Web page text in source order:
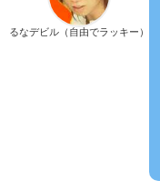
るなデビル（自由でラッキー）